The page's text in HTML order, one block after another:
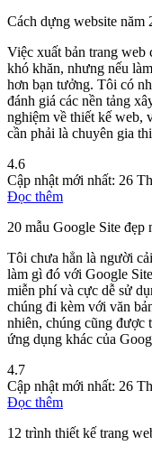
Cách dựng website năm
Việc xuất bản trang web
khó khăn, nhưng nếu
hơn bạn tưởng. Tôi có
đánh giá các nền tảng
nghiệm về thiết kế web,
cần phải là chuyên gia
4.6
Cập nhật mới nhất: 26
Đọc thêm
20 mẫu Google Site đẹp
Tôi chưa hẳn là người
làm gì đó với Google
miễn phí và cực dễ sử
chúng đi kèm với văn
nhiên, chúng cũng được
ứng dụng khác của
4.7
Cập nhật mới nhất: 26
Đọc thêm
12 trình thiết kế trang